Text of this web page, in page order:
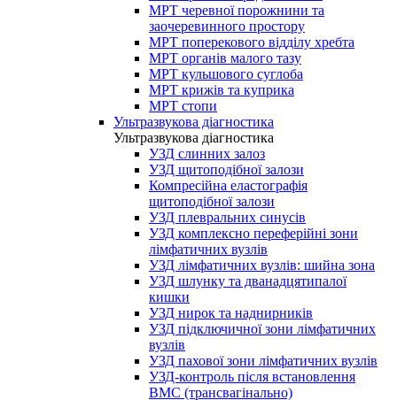
МРТ черевної порожнини та
заочеревинного простору
МРТ поперекового відділу хребта
МРТ органів малого тазу
МРТ кульшового суглоба
МРТ крижів та куприка
МРТ стопи
Ультразвукова діагностика
Ультразвукова діагностика
УЗД слинних залоз
УЗД щитоподібної залози
Компресійна еластографія
щитоподібної залози
УЗД плевральних синусів
УЗД комплексно переферійні зони
лімфатичних вузлів
УЗД лімфатичних вузлів: шийна зона
УЗД шлунку та дванадцятипалої
кишки
УЗД нирок та наднирників
УЗД підключичної зони лімфатичних
вузлів
УЗД пахової зони лімфатичних вузлів
УЗД-контроль після встановлення
ВМС (трансвагінально)